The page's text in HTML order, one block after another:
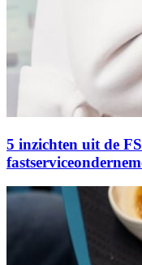
5 inzichten uit de